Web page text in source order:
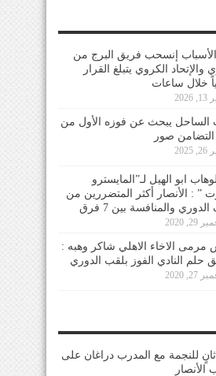
الأسباب إنسحب فريق البرج من
والإتحاد الكروي يتبلغ القرار
خلال ساعات
الساحل يبحث عن فوزه الأول من
التضامن صور
ابو الهيل لـ”المايسترو
” : الأنصار أكثر المتضررين من
والمنافسة بين 7 فرق
2020
مرمى الاخاء الاهلي شاكر وهبه :
حلم النادي الفوز بلقب الدوري
2020
للنجمة مع المدرب دراغان على